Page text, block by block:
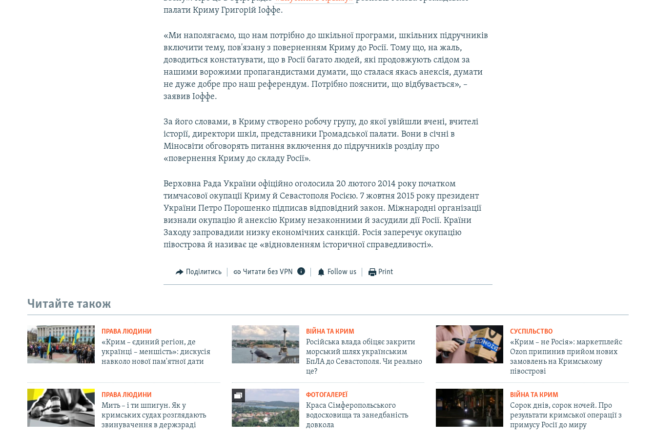
палати Криму Григорій Іоффе.
«Ми наполягаємо, що нам потрібно до шкільної програми, шкільних підручників
включити тему, пов'язану з поверненням Криму до Росії. Тому що, на жаль,
доводиться констатувати, що в Росії багато людей, які продовжують слідом за
нашими ворожими пропагандистами думати, що сталася якась анексія, думати
не дуже добре про наш референдум. Потрібно пояснити, що відбувається», –
заявив Іоффе.
За його словами, в Криму створено робочу групу, до якої увійшли вчені, вчителі
історії, директори шкіл, представники Громадської палати. Вони в січні в
Міносвіти обговорять питання включення до підручників розділу про
«повернення Криму до складу Росії».
Верховна Рада України офіційно оголосила 20 лютого 2014 року початком
тимчасової окупації Криму й Севастополя Росією. 7 жовтня 2015 року президент
України Петро Порошенко підписав відповідний закон. Міжнародні організації
визнали окупацію й анексію Криму незаконними й засудили дії Росії. Країни
Заходу запровадили низку економічних санкцій. Росія заперечує окупацію
півострова й називає це «відновленням історичної справедливості».
Поділитись Читати без VPN Follow us Print
Читайте також
ПРАВА ЛЮДИНИ
«Крим – єдиний регіон, де
українці – меншість»: дискусія
навколо нової пам'ятної дати
ВІЙНА ТА КРИМ
Російська влада обіцяє закрити
морський шлях українським
БпЛА до Севастополя. Чи реально
це?
СУСПІЛЬСТВО
«Крим – не Росія»: маркетплейс
Ozon припинив прийом нових
замовлень на Кримському
півострові
ПРАВА ЛЮДИНИ
Мить – і ти шпигун. Як у
кримських судах розглядають
звинувачення в держзраді
ФОТОГАЛЕРЕЇ
Краса Сімферопольського
водосховища та занедбаність
довкола
ВІЙНА ТА КРИМ
Сорок днів, сорок ночей. Про
результати кримської операції з
примусу Росії до миру